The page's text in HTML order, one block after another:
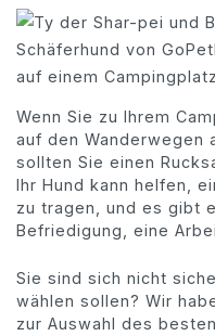
Wenn Sie zu Ihrem
auf den Wanderwegen
sollten Sie einen
Ihr Hund kann helfen,
zu tragen, und es gibt
Befriedigung, eine
Sie sind sich nicht
wählen sollen? Wir
zur Auswahl des